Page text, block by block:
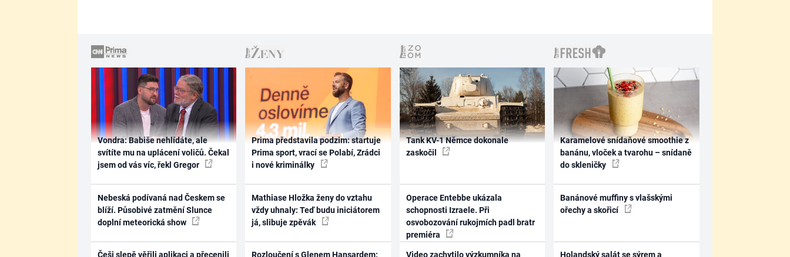
Vondra: Babiše nehlídáte, ale
svítíte mu na uplácení voličů. Čekal
jsem od vás víc, řekl Gregor
Nebeská podívaná nad Českem se
blíží. Působivé zatmění Slunce
doplní meteorická show
Češi slepě věřili aplikaci a přecenili
Prima představila podzim: startuje
Prima sport, vrací se Polabí, Zrádci
i nové kriminálky
Mathiase Hložka ženy do vztahu
vždy uhnaly: Teď budu iniciátorem
já, slibuje zpěvák
Rozloučení s Glenem Hansardem:
Tank KV-1 Němce dokonale
zaskočil
Operace Entebbe ukázala
schopnosti Izraele. Při
osvobozování rukojmích padl bratr
premiéra
Video zachytilo výzkumníka na
Karamelové snídaňové smoothie z
banánu, vloček a tvarohu – snídaně
do skleničky
Banánové muffiny s vlašskými
ořechy a skořicí
Holandský salát se sýrem a